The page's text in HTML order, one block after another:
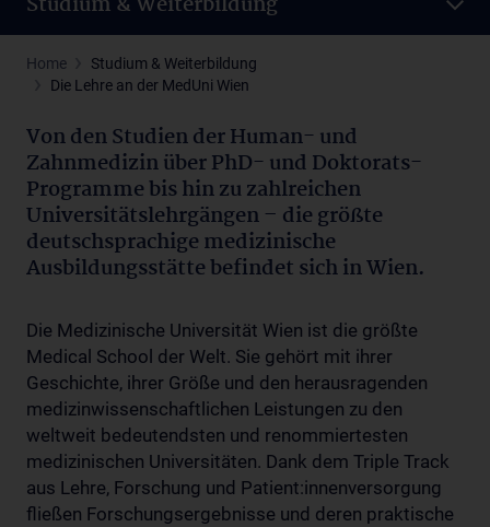
Home
Studium & Weiterbildung
Die Lehre an der MedUni Wien
Von den Studien der Human- und
Zahnmedizin über PhD- und Doktorats-
Programme bis hin zu zahlreichen
Universitätslehrgängen – die größte
deutschsprachige medizinische
Ausbildungsstätte befindet sich in Wien.
Die Medizinische Universität Wien ist die größte
Medical School der Welt. Sie gehört mit ihrer
Geschichte, ihrer Größe und den herausragenden
medizinwissenschaftlichen Leistungen zu den
weltweit bedeutendsten und renommiertesten
medizinischen Universitäten. Dank dem Triple Track
aus Lehre, Forschung und Patient:innenversorgung
fließen Forschungsergebnisse und deren praktische